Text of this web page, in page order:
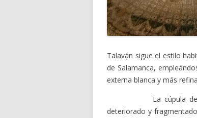
Talaván sigue el estilo
de Salamanca,
externa blanca y más
La cúpula
deteriorado y